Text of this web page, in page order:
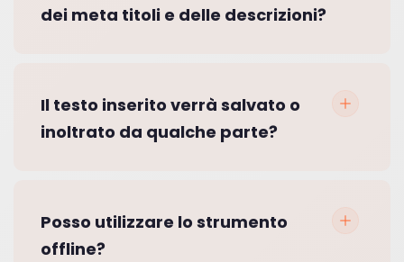
dei meta titoli e delle descrizioni?
Il testo inserito verrà salvato o
inoltrato da qualche parte?
Posso utilizzare lo strumento
offline?